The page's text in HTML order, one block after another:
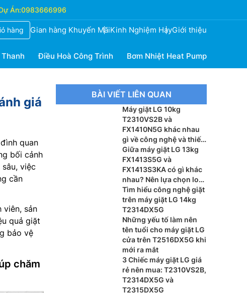
Án:0983666996
hàng Gian hàng Khuyến MãiKinh Nghiệm HayGiới thiệu
Điều Hoà Công Trình Bơm Nhiệt Heat Pump
giá
quan
bối cảnh
việc
cần
viên, sản
quả giặt
bảo vệ
chăm
BÀI VIẾT LIÊN QUAN
Máy giặt LG 10kg
T2310VS2B và
FX1410N5G khác nhau
gì về công nghệ và thiết
kế
Giữa máy giặt LG 13kg
FX1413S5G và
FX1413S3KA có gì khác
nhau? Nên lựa chọn loại
nào?
Tìm hiểu công nghệ giặt
trên máy giặt LG 14kg
T2314DX5G
Những yếu tố làm nên
tên tuổi cho máy giặt LG
cửa trên T2516DX5G khi
mới ra mắt
3 Chiếc máy giặt LG giá
rẻ nên mua: T2310VS2B,
T2314DX5G và
T2315DX5G